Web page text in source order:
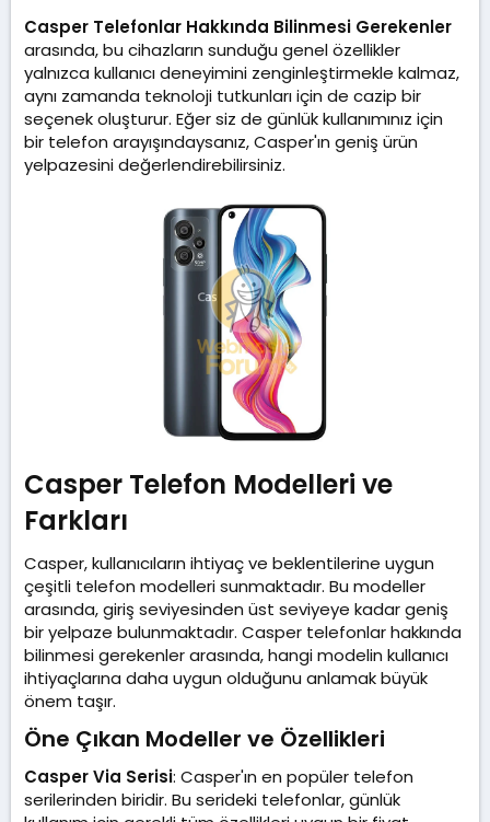
Casper Telefonlar Hakkında Bilinmesi Gerekenler
arasında, bu cihazların sunduğu genel özellikler
yalnızca kullanıcı deneyimini zenginleştirmekle kalmaz,
aynı zamanda teknoloji tutkunları için de cazip bir
seçenek oluşturur. Eğer siz de günlük kullanımınız için
bir telefon arayışındaysanız, Casper'ın geniş ürün
yelpazesini değerlendirebilirsiniz.
Casper Telefon Modelleri ve
Farkları​
Casper, kullanıcıların ihtiyaç ve beklentilerine uygun
çeşitli telefon modelleri sunmaktadır. Bu modeller
arasında, giriş seviyesinden üst seviyeye kadar geniş
bir yelpaze bulunmaktadır. Casper telefonlar hakkında
bilinmesi gerekenler arasında, hangi modelin kullanıcı
ihtiyaçlarına daha uygun olduğunu anlamak büyük
önem taşır.
Öne Çıkan Modeller ve Özellikleri​
Casper Via Serisi: Casper'ın en popüler telefon
serilerinden biridir. Bu serideki telefonlar, günlük